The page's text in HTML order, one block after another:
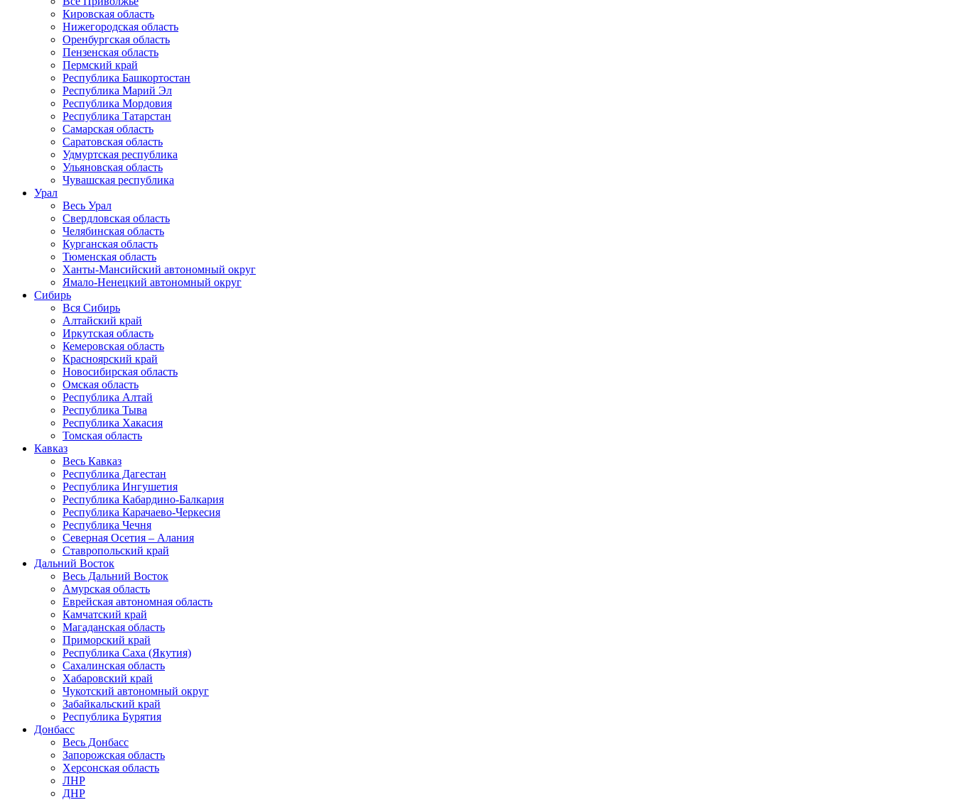
Кировская область
Нижегородская область
Оренбургская область
Пензенская область
Пермский край
Республика Башкортостан
Республика Марий Эл
Республика Мордовия
Республика Татарстан
Самарская область
Саратовская область
Удмуртская республика
Ульяновская область
Чувашская республика
Урал
Весь Урал
Свердловская область
Челябинская область
Курганская область
Тюменская область
Ханты-Мансийский автономный округ
Ямало-Ненецкий автономный округ
Сибирь
Вся Сибирь
Алтайский край
Иркутская область
Кемеровская область
Красноярский край
Новосибирская область
Омская область
Республика Алтай
Республика Тыва
Республика Хакасия
Томская область
Кавказ
Весь Кавказ
Республика Дагестан
Республика Ингушетия
Республика Кабардино-Балкария
Республика Карачаево-Черкесия
Республика Чечня
Северная Осетия – Алания
Ставропольский край
Дальний Восток
Весь Дальний Восток
Амурская область
Еврейская автономная область
Камчатский край
Магаданская область
Приморский край
Республика Саха (Якутия)
Сахалинская область
Хабаровский край
Чукотский автономный округ
Забайкальский край
Республика Бурятия
Донбасс
Весь Донбасс
Запорожская область
Херсонская область
ЛНР
ДНР